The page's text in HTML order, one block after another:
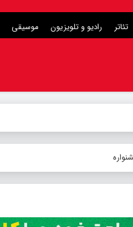
تئاتر رادیو و تلویزیون موسیقی